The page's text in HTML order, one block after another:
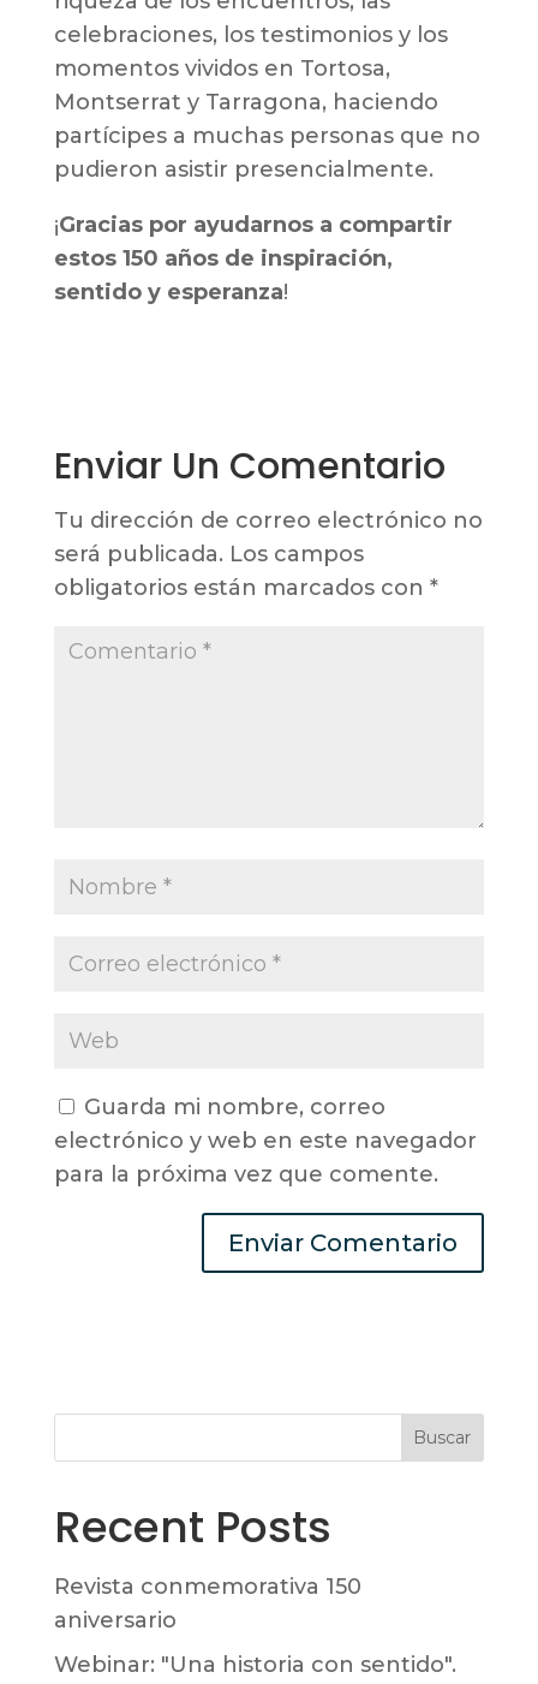
celebraciones, los testimonios y los
momentos vividos en Tortosa,
Montserrat y Tarragona, haciendo
partícipes a muchas personas que no
pudieron asistir presencialmente.
¡Gracias por ayudarnos a compartir
estos 150 años de inspiración,
sentido y esperanza!
Enviar Un Comentario
Tu dirección de correo electrónico no
será publicada. Los campos
obligatorios están marcados con *
Guarda mi nombre, correo
electrónico y web en este navegador
para la próxima vez que comente.
Buscar
Recent Posts
Revista conmemorativa 150
aniversario
Webinar: "Una historia con sentido".